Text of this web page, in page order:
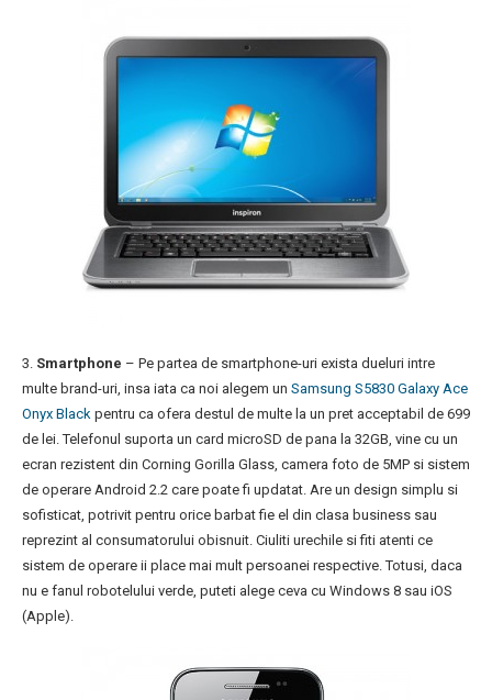
3. Smartphone – Pe partea de smartphone-uri exista dueluri intre
multe brand-uri, insa iata ca noi alegem un Samsung S5830 Galaxy Ace
Onyx Black pentru ca ofera destul de multe la un pret acceptabil de 699
de lei. Telefonul suporta un card microSD de pana la 32GB, vine cu un
ecran rezistent din Corning Gorilla Glass, camera foto de 5MP si sistem
de operare Android 2.2 care poate fi updatat. Are un design simplu si
sofisticat, potrivit pentru orice barbat fie el din clasa business sau
reprezint al consumatorului obisnuit. Ciuliti urechile si fiti atenti ce
sistem de operare ii place mai mult persoanei respective. Totusi, daca
nu e fanul robotelului verde, puteti alege ceva cu Windows 8 sau iOS
(Apple).